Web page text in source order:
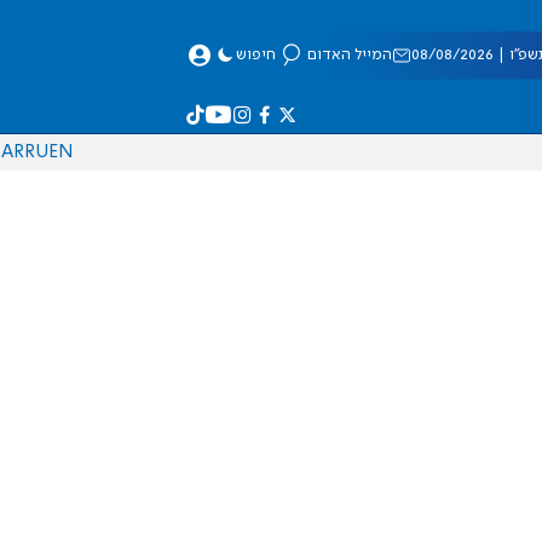
08/2026 המייל האדום חיפוש
EN
RU
AR